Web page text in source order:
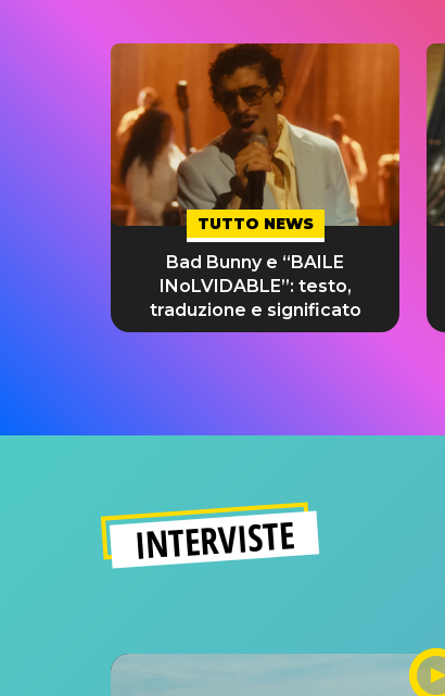
TUTTO NEWS
Bad Bunny e “BAILE
INoLVIDABLE”: testo,
traduzione e significato
INTERVISTE